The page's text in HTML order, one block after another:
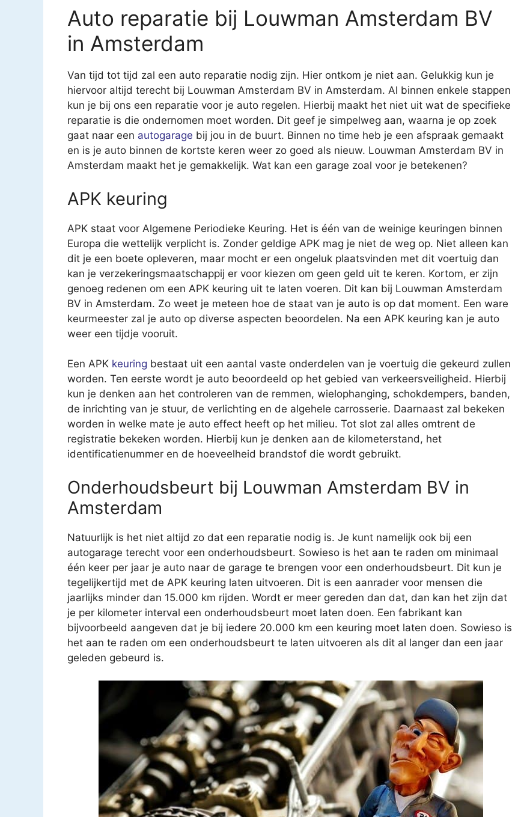
Auto reparatie bij Louwman Amsterdam BV
in Amsterdam
Van tijd tot tijd zal een auto reparatie nodig zijn. Hier ontkom je niet aan. Gelukkig kun je
hiervoor altijd terecht bij Louwman Amsterdam BV in Amsterdam. Al binnen enkele stappen
kun je bij ons een reparatie voor je auto regelen. Hierbij maakt het niet uit wat de specifieke
reparatie is die ondernomen moet worden. Dit geef je simpelweg aan, waarna je op zoek
gaat naar een autogarage bij jou in de buurt. Binnen no time heb je een afspraak gemaakt
en is je auto binnen de kortste keren weer zo goed als nieuw. Louwman Amsterdam BV in
Amsterdam maakt het je gemakkelijk. Wat kan een garage zoal voor je betekenen?
APK keuring
APK staat voor Algemene Periodieke Keuring. Het is één van de weinige keuringen binnen
Europa die wettelijk verplicht is. Zonder geldige APK mag je niet de weg op. Niet alleen kan
dit je een boete opleveren, maar mocht er een ongeluk plaatsvinden met dit voertuig dan
kan je verzekeringsmaatschappij er voor kiezen om geen geld uit te keren. Kortom, er zijn
genoeg redenen om een APK keuring uit te laten voeren. Dit kan bij Louwman Amsterdam
BV in Amsterdam. Zo weet je meteen hoe de staat van je auto is op dat moment. Een ware
keurmeester zal je auto op diverse aspecten beoordelen. Na een APK keuring kan je auto
weer een tijdje vooruit.
Een APK keuring bestaat uit een aantal vaste onderdelen van je voertuig die gekeurd zullen
worden. Ten eerste wordt je auto beoordeeld op het gebied van verkeersveiligheid. Hierbij
kun je denken aan het controleren van de remmen, wielophanging, schokdempers, banden,
de inrichting van je stuur, de verlichting en de algehele carrosserie. Daarnaast zal bekeken
worden in welke mate je auto effect heeft op het milieu. Tot slot zal alles omtrent de
registratie bekeken worden. Hierbij kun je denken aan de kilometerstand, het
identificatienummer en de hoeveelheid brandstof die wordt gebruikt.
Onderhoudsbeurt bij Louwman Amsterdam BV in
Amsterdam
Natuurlijk is het niet altijd zo dat een reparatie nodig is. Je kunt namelijk ook bij een
autogarage terecht voor een onderhoudsbeurt. Sowieso is het aan te raden om minimaal
één keer per jaar je auto naar de garage te brengen voor een onderhoudsbeurt. Dit kun je
tegelijkertijd met de APK keuring laten uitvoeren. Dit is een aanrader voor mensen die
jaarlijks minder dan 15.000 km rijden. Wordt er meer gereden dan dat, dan kan het zijn dat
je per kilometer interval een onderhoudsbeurt moet laten doen. Een fabrikant kan
bijvoorbeeld aangeven dat je bij iedere 20.000 km een keuring moet laten doen. Sowieso is
het aan te raden om een onderhoudsbeurt te laten uitvoeren als dit al langer dan een jaar
geleden gebeurd is.